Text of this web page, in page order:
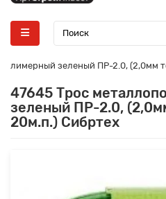
зеленый ПР-2.0, (2,0мм
47645 Трос
зеленый ПР-2.0,
20м.п.) Сибртех